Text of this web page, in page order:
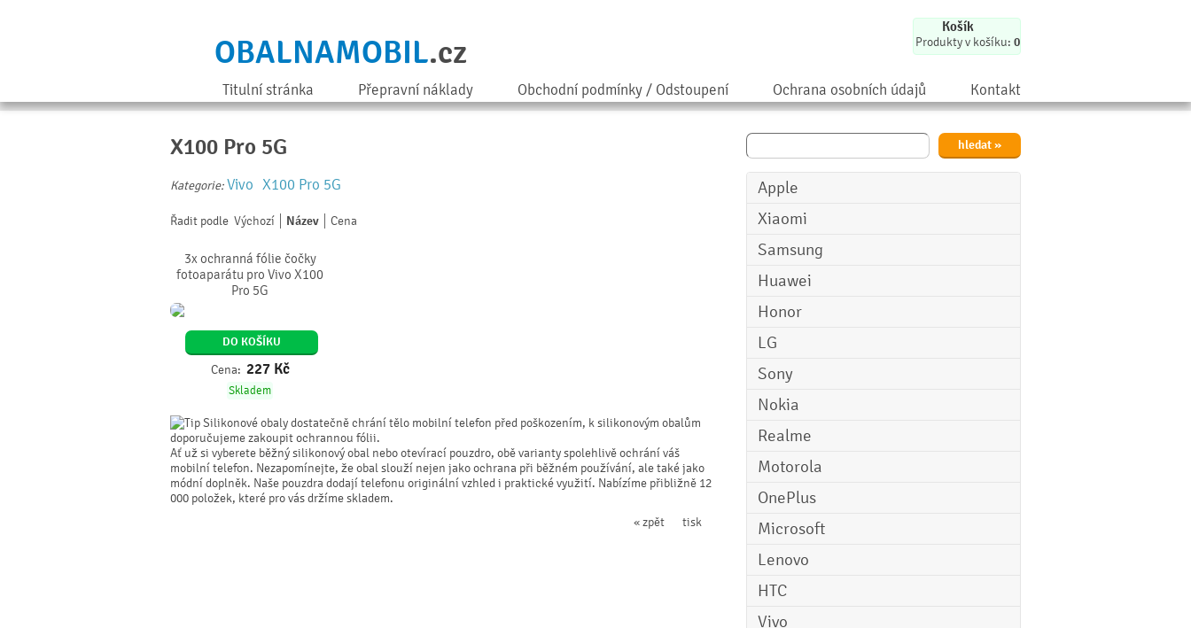
Košík
Produkty v košíku: 0
OBALNAMOBIL.cz
Titulní stránka Přepravní náklady Obchodní podmínky / Odstoupení Ochrana osobních údajů Kontakt
Apple
Xiaomi
Samsung
Huawei
Honor
LG
Sony
Nokia
Realme
Motorola
OnePlus
Microsoft
Lenovo
HTC
Vivo
X100 Pro 5G
Kategorie:Vivo X100 Pro 5G
Řadit podle Výchozí Název Cena
3x ochranná fólie čočky
fotoaparátu pro Vivo X100
Pro 5G
DO KOŠÍKU
Cena: 227 Kč
Skladem
Silikonové obaly dostatečně chrání tělo mobilní telefon před poškozením, k silikonovým obalům
doporučujeme zakoupit ochrannou fólii.
Ať už si vyberete běžný silikonový obal nebo otevírací pouzdro, obě varianty spolehlivě ochrání váš
mobilní telefon. Nezapomínejte, že obal slouží nejen jako ochrana při běžném používání, ale také jako
módní doplněk. Naše pouzdra dodají telefonu originální vzhled i praktické využití. Nabízíme přibližně 12
000 položek, které pro vás držíme skladem.
tisk
« zpět